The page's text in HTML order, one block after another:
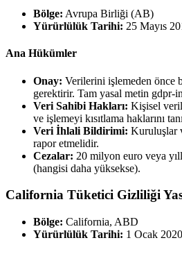
Bölge: Avrupa Birliği (AB)
Yürürlülük Tarihi: 25 Mayıs
Ana Hükümler
Onay: Verilerini işlemeden önce
gerektirir. Tam yasal metin gdpr-
Veri Sahibi Hakları: Kişisel
ve işlemeyi kısıtlama haklarını
Veri İhlali Bildirimi: Kuruluşlar
rapor etmelidir.
Cezalar: 20 milyon euro veya
(hangisi daha yüksekse).
California Tüketici Gizliliği
Bölge: California, ABD
Yürürlülük Tarihi: 1 Ocak 2020